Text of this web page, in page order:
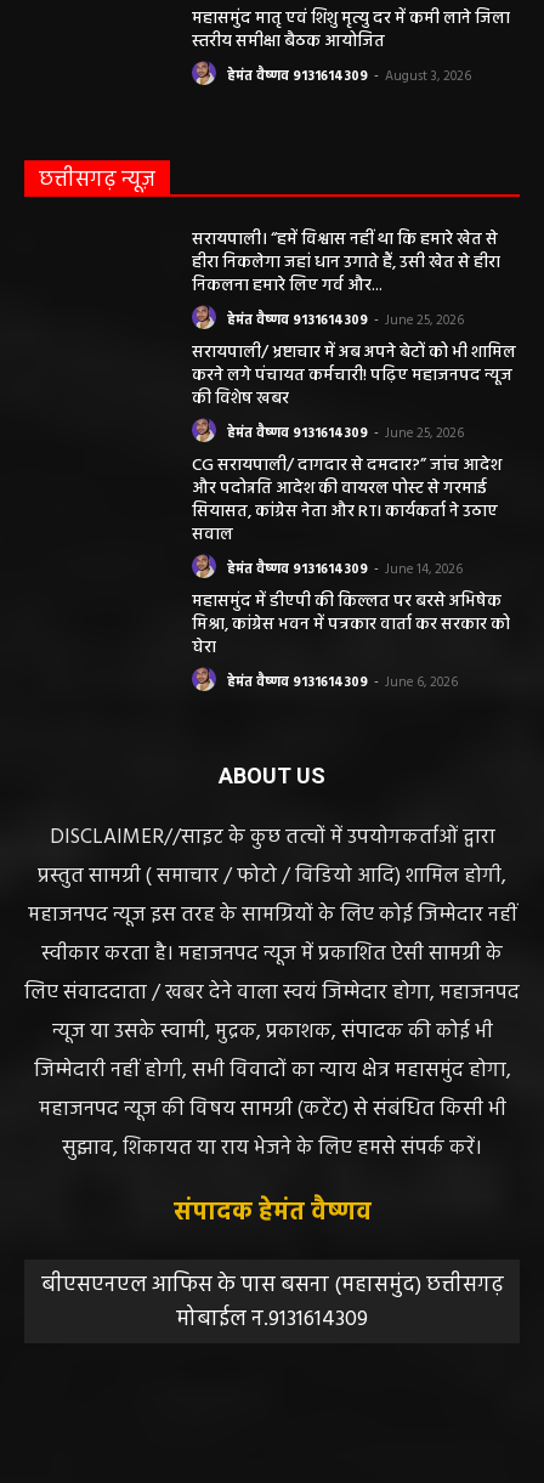
महासमुंद मातृ एवं शिशु मृत्यु दर में कमी लाने जिला
स्तरीय समीक्षा बैठक आयोजित
हेमंत वैष्णव 9131614309 - August 3, 2026
छत्तीसगढ़ न्यूज़
सरायपाली। “हमें विश्वास नहीं था कि हमारे खेत से
हीरा निकलेगा जहां धान उगाते हैं, उसी खेत से हीरा
निकलना हमारे लिए गर्व और...
हेमंत वैष्णव 9131614309 - June 25, 2026
सरायपाली/ भ्रष्टाचार में अब अपने बेटों को भी शामिल
करने लगे पंचायत कर्मचारी! पढ़िए महाजनपद न्यूज
की विशेष खबर
हेमंत वैष्णव 9131614309 - June 25, 2026
CG सरायपाली/ दागदार से दमदार?” जांच आदेश
और पदोन्नति आदेश की वायरल पोस्ट से गरमाई
सियासत, कांग्रेस नेता और RTI कार्यकर्ता ने उठाए
सवाल
हेमंत वैष्णव 9131614309 - June 14, 2026
महासमुंद में डीएपी की किल्लत पर बरसे अभिषेक
मिश्रा, कांग्रेस भवन में पत्रकार वार्ता कर सरकार को
घेरा
हेमंत वैष्णव 9131614309 - June 6, 2026
ABOUT US
DISCLAIMER//साइट के कुछ तत्वों में उपयोगकर्ताओं द्वारा
प्रस्तुत सामग्री ( समाचार / फोटो / विडियो आदि) शामिल होगी,
महाजनपद न्यूज इस तरह के सामग्रियों के लिए कोई जिम्मेदार नहीं
स्वीकार करता है। महाजनपद न्यूज में प्रकाशित ऐसी सामग्री के
लिए संवाददाता / खबर देने वाला स्वयं जिम्मेदार होगा, महाजनपद
न्यूज या उसके स्वामी, मुद्रक, प्रकाशक, संपादक की कोई भी
जिम्मेदारी नहीं होगी, सभी विवादों का न्याय क्षेत्र महासमुंद होगा,
महाजनपद न्यूज की विषय सामग्री (कटेंट) से संबंधित किसी भी
सुझाव, शिकायत या राय भेजने के लिए हमसे संपर्क करें।
संपादक हेमंत वैष्णव
बीएसएनएल आफिस के पास बसना (महासमुंद) छत्तीसगढ़
मोबाईल न.9131614309